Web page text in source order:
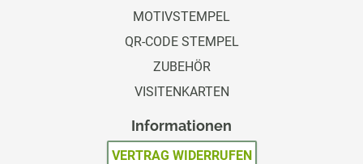
MOTIVSTEMPEL
QR-CODE STEMPEL
ZUBEHÖR
VISITENKARTEN
Informationen
VERTRAG WIDERRUFEN